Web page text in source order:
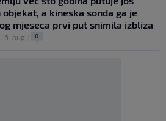
objekat, a kineska sonda ga je
mjeseca prvi put snimila izbliza
6. aug. 0